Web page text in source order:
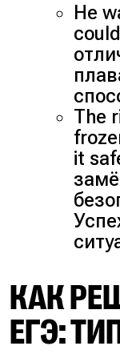
He
The
it
КАК
ЕГЭ: